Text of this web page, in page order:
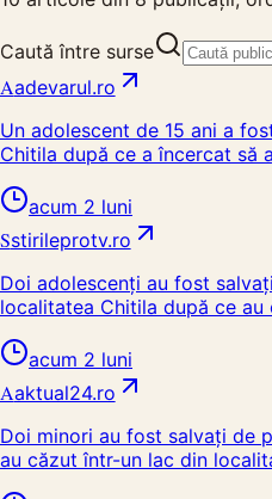
Caută între surse
Aadevarul.ro
Un adolescent de 15 ani a
Chitila după ce a încercat să
acum 2 luni
Sstirileprotv.ro
Doi adolescenți au fost
localitatea Chitila după ce au
acum 2 luni
Aaktual24.ro
Doi minori au fost salvați de
au căzut într-un lac din